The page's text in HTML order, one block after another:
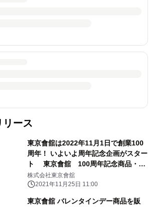
リース
東京會舘は2022年11月1日で創業100
周年！ いよいよ周年記念企画がスター
ト 東京會舘 100周年記念商品・記
念イベント第1弾 ご紹介
株式会社東京會舘
2021年11月25日 11:00
東京會舘 バレンタインデー商品を販